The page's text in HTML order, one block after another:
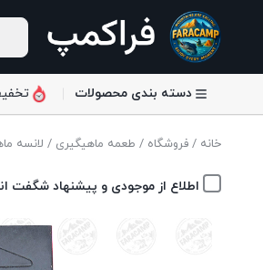
دسته بندی محصولات
خانه /فروشگاه / طعمه ماهیگیری / لانسه
اطلاع از موجودی و پیشنهاد شگفت